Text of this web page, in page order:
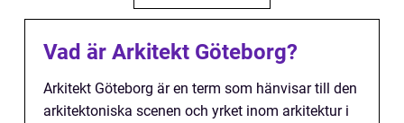
Vad är Arkitekt Göteborg?
Arkitekt Göteborg är en term som hänvisar till den
arkitektoniska scenen och yrket inom arkitektur i